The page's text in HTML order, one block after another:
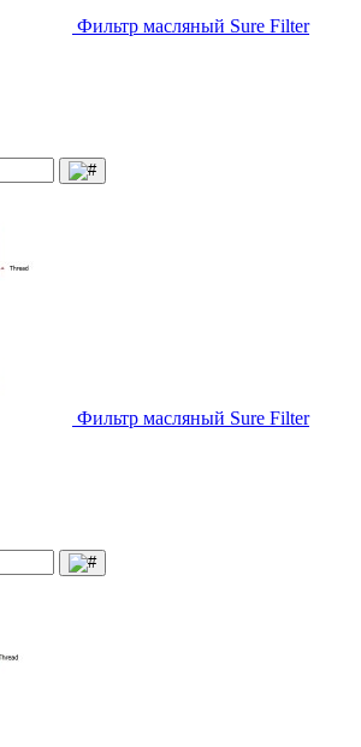
Фильтр масляный Sure Filter
Фильтр масляный Sure Filter